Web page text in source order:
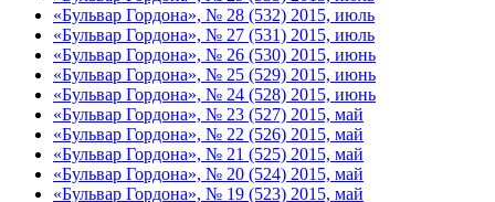
«Бульвар Гордона», № 28 (532) 2015, июль
«Бульвар Гордона», № 27 (531) 2015, июль
«Бульвар Гордона», № 26 (530) 2015, июнь
«Бульвар Гордона», № 25 (529) 2015, июнь
«Бульвар Гордона», № 24 (528) 2015, июнь
«Бульвар Гордона», № 23 (527) 2015, май
«Бульвар Гордона», № 22 (526) 2015, май
«Бульвар Гордона», № 21 (525) 2015, май
«Бульвар Гордона», № 20 (524) 2015, май
«Бульвар Гордона», № 19 (523) 2015, май